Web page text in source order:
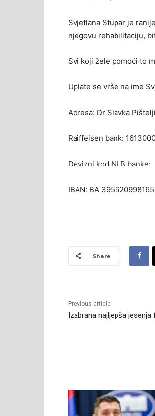
Svjetlana Stupar je
njegovu rehabilitaciju,
Svi koji žele pomoći to
Uplate se vrše na ime
Adresa: Dr Slavka
Raiffeisen bank:
Devizni kod NLB banke:
IBAN: BA
Share
Previous article
Izabrana najljepša jesenja